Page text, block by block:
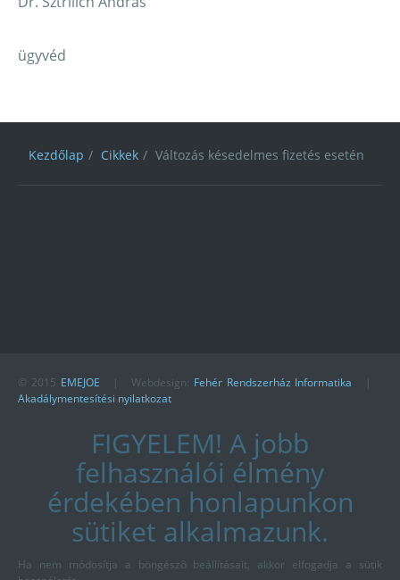
ügyvéd
Kezdőlap Cikkek
© 2015 EMEJOE | Webdesign: Fehér Rendszerház Informatika |
Akadálymentesítési nyilatkozat
FIGYELEM! A jobb
felhasználói élmény
érdekében honlapunkon
sütiket alkalmazunk.
Ha nem módosítja a böngészõ beállításait, akkor elfogadja a sütik